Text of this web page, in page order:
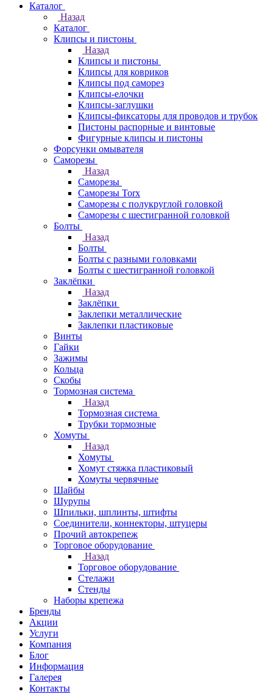
Каталог
Назад
Каталог
Клипсы и пистоны
Назад
Клипсы и пистоны
Клипсы для ковриков
Клипсы под саморез
Клипсы-елочки
Клипсы-заглушки
Клипсы-фиксаторы для проводов и трубок
Пистоны распорные и винтовые
Фигурные клипсы и пистоны
Форсунки омывателя
Саморезы
Назад
Саморезы
Саморезы Torx
Саморезы с полукруглой головкой
Саморезы с шестигранной головкой
Болты
Назад
Болты
Болты с разными головками
Болты с шестигранной головкой
Заклёпки
Назад
Заклёпки
Заклепки металлические
Заклепки пластиковые
Винты
Гайки
Зажимы
Кольца
Скобы
Тормозная система
Назад
Тормозная система
Трубки тормозные
Хомуты
Назад
Хомуты
Хомут стяжка пластиковый
Хомуты червячные
Шайбы
Шурупы
Шпильки, шплинты, штифты
Соединители, коннекторы, штуцеры
Прочий автокрепеж
Торговое оборудование
Назад
Торговое оборудование
Стелажи
Стенды
Наборы крепежа
Бренды
Акции
Услуги
Компания
Блог
Информация
Галерея
Контакты